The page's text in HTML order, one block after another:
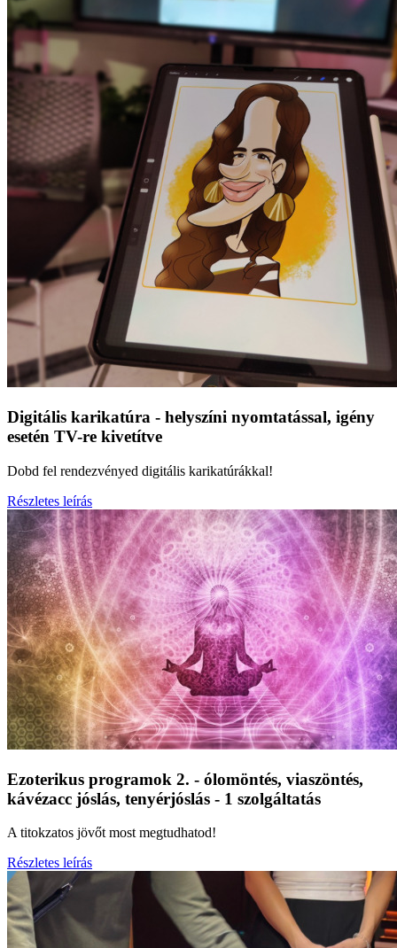
Digitális karikatúra - helyszíni nyomtatással, igény
esetén TV-re kivetítve
Dobd fel rendezvényed digitális karikatúrákkal!
Részletes leírás
Ezoterikus programok 2. - ólomöntés, viaszöntés,
kávézacc jóslás, tenyérjóslás - 1 szolgáltatás
A titokzatos jövőt most megtudhatod!
Részletes leírás